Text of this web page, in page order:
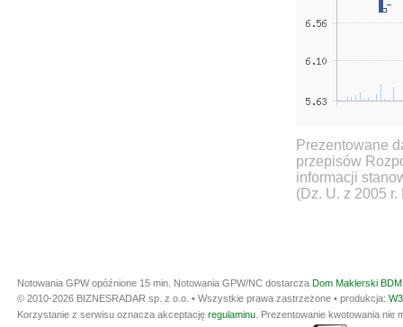
Prezentowane
przepisów
informacji
(Dz. U. z 2005
Notowania GPW opóźnione 15 min. Notowania GPW/NC dostarcza Dom Maklerski
© 2010-2026 BIZNESRADAR sp. z o.o. • Wszystkie prawa zastrzeżone • produkcja:
Korzystanie z serwisu oznacza akceptację regulaminu . Prezentowanie kwotowania